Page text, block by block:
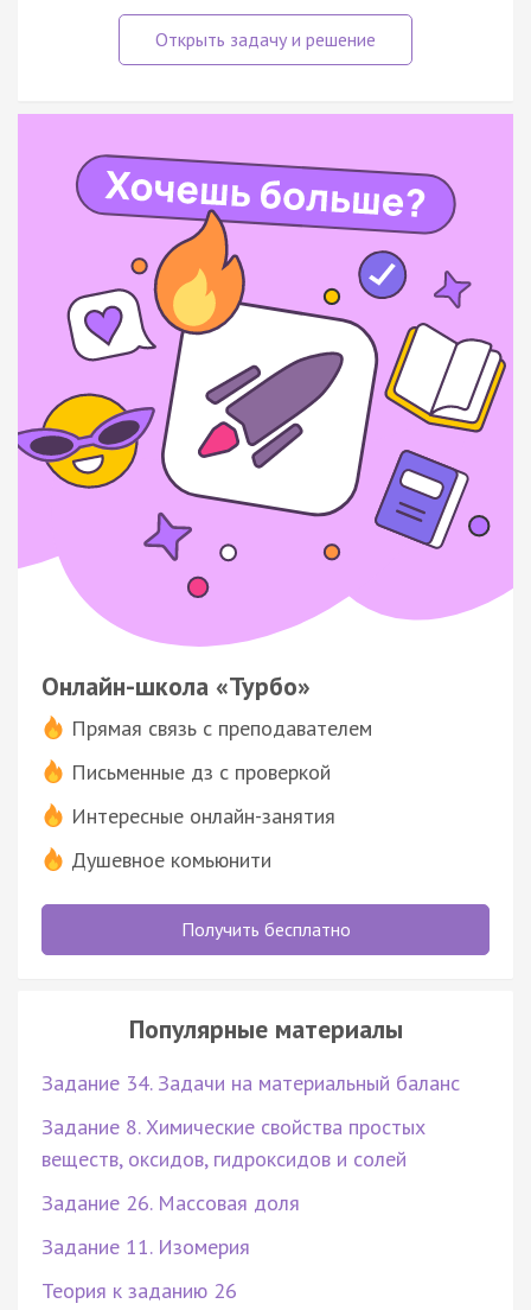
Онлайн-школа «Турбо»
Прямая связь с преподавателем
Письменные дз с проверкой
Интересные онлайн-занятия
Душевное комьюнити
Получить бесплатно
Популярные материалы
Задание 34. Задачи на материальный баланс
Задание 8. Химические свойства простых
веществ, оксидов, гидроксидов и солей
Задание 26. Массовая доля
Задание 11. Изомерия
Теория к заданию 26